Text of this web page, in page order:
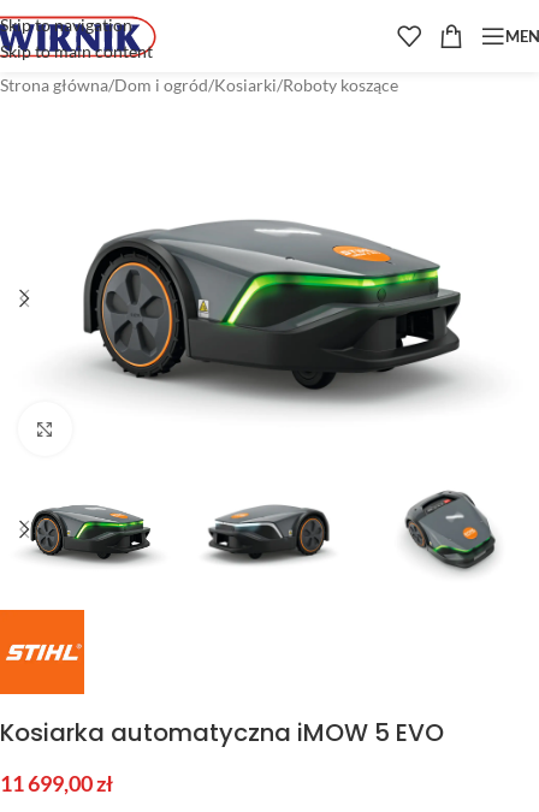
Skip to navigation
Skip to main content
Strona główna/Dom i ogród/Kosiarki/Roboty koszące
Kosiarka automatyczna iMOW 5 EVO
11 699,00zł